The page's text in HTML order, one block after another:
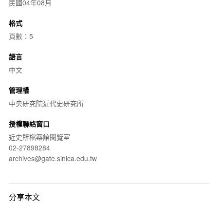
民國04年08月
格式
頁數：5
語言
中文
管理權
中央研究院近代史研究所
授權聯絡窗口
近史所檔案館閱覽室
02-27898284
archives@gate.sinica.edu.tw
分享本文